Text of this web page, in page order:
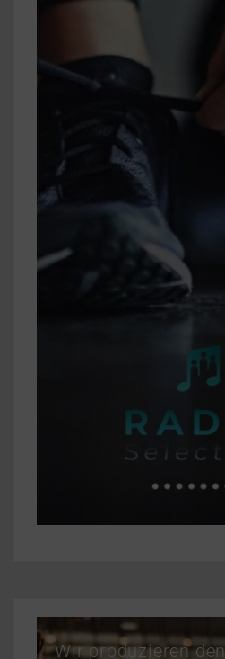
Wir produzieren den